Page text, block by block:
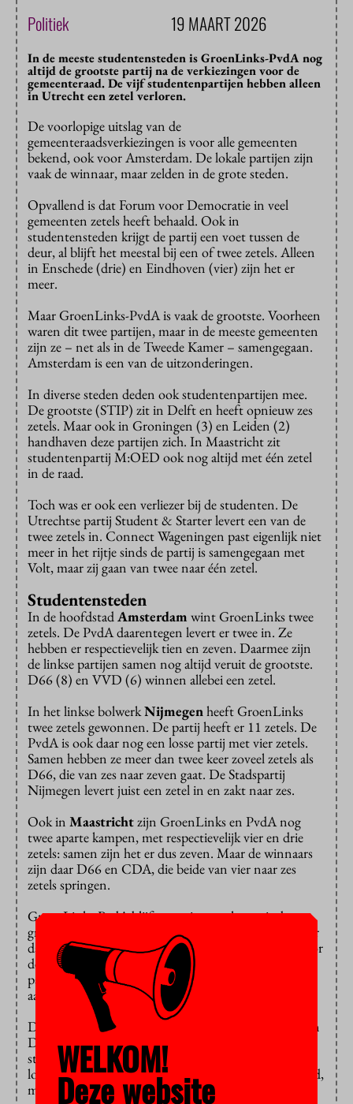
Politiek 19 MAART 2026
In de meeste studentensteden is GroenLinks-PvdA nog
altijd de grootste partij na de verkiezingen voor de
gemeenteraad. De vijf studentenpartijen hebben alleen
in Utrecht een zetel verloren.
De voorlopige uitslag van de
gemeenteraadsverkiezingen is voor alle gemeenten
bekend, ook voor Amsterdam. De lokale partijen zijn
vaak de winnaar, maar zelden in de grote steden.
Opvallend is dat Forum voor Democratie in veel
gemeenten zetels heeft behaald. Ook in
studentensteden krijgt de partij een voet tussen de
deur, al blijft het meestal bij een of twee zetels. Alleen
in Enschede (drie) en Eindhoven (vier) zijn het er
meer.
Maar GroenLinks-PvdA is vaak de grootste. Voorheen
waren dit twee partijen, maar in de meeste gemeenten
zijn ze – net als in de Tweede Kamer – samengegaan.
Amsterdam is een van de uitzonderingen.
In diverse steden deden ook studentenpartijen mee.
De grootste (STIP) zit in Delft en heeft opnieuw zes
zetels. Maar ook in Groningen (3) en Leiden (2)
handhaven deze partijen zich. In Maastricht zit
studentenpartij M:OED ook nog altijd met één zetel
in de raad.
Toch was er ook een verliezer bij de studenten. De
Utrechtse partij Student & Starter levert een van de
twee zetels in. Connect Wageningen past eigenlijk niet
meer in het rijtje sinds de partij is samengegaan met
Volt, maar zij gaan van twee naar één zetel.
Studentensteden
In de hoofdstadAmsterdam wint GroenLinks twee
zetels. De PvdA daarentegen levert er twee in. Ze
hebben er respectievelijk tien en zeven. Daarmee zijn
de linkse partijen samen nog altijd veruit de grootste.
D66 (8) en VVD (6) winnen allebei een zetel.
In het linkse bolwerkNijmegenheeft GroenLinks
twee zetels gewonnen. De partij heeft er 11 zetels. De
PvdA is ook daar nog een losse partij met vier zetels.
Samen hebben ze meer dan twee keer zoveel zetels als
D66, die van zes naar zeven gaat. De Stadspartij
Nijmegen levert juist een zetel in en zakt naar zes.
Ook in Maastrichtzijn GroenLinks en PvdA nog
twee aparte kampen, met respectievelijk vier en drie
zetels: samen zijn het er dus zeven. Maar de winnaars
zijn daar D66 en CDA, die beide van vier naar zes
zetels springen.
GroenLinks-PvdA blijft met tien zetels veruit de
grootste in
. Dat zijn er wel twee minder
dan de vorige verkiezingen. Opmerkelijk: de Partij voor
de Dieren komt daar met twee zetels in de raad. Die
partij kijkt altijd met argusogen naar de dierproeven
aan de universiteit.
De lichtstad Eindhoven ziet een opmars van CDA en
D66, maar GroenLinks-PvdA (13) staat toch nog
steeds veruit bovenaan en levert maar één zetel in. De
lokale partijen krijgen hier nog geen voet aan de grond,
maar FvD (4) wel.
WELKOM!
Deze website